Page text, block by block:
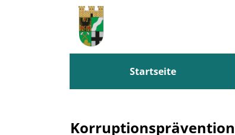
Zum Hauptinhalt springen
Startseite
Korruptionsprävention